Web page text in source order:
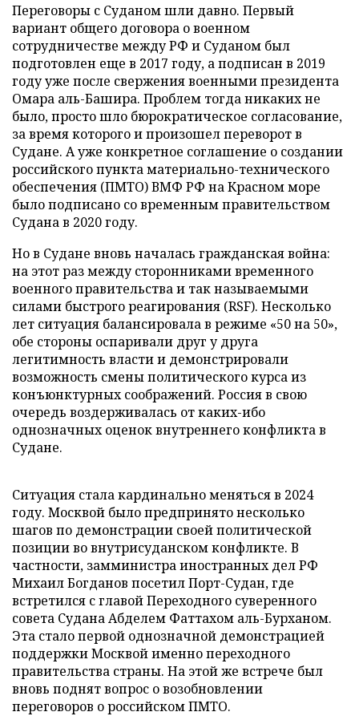
Переговоры с Суданом шли давно. Первый
вариант общего договора о военном
сотрудничестве между РФ и Суданом был
подготовлен еще в 2017 году, а подписан в 2019
году уже после свержения военными президента
Омара аль-Башира. Проблем тогда никаких не
было, просто шло бюрократическое согласование,
за время которого и произошел переворот в
Судане. А уже конкретное соглашение о создании
российского пункта материально-технического
обеспечения (ПМТО) ВМФ РФ на Красном море
было подписано со временным правительством
Судана в 2020 году.
Но в Судане вновь началась гражданская война:
на этот раз между сторонниками временного
военного правительства и так называемыми
силами быстрого реагирования (RSF). Несколько
лет ситуация балансировала в режиме «50 на 50»,
обе стороны оспаривали друг у друга
легитимность власти и демонстрировали
возможность смены политического курса из
конъюнктурных соображений. Россия в свою
очередь воздерживалась от каких-ибо
однозначных оценок внутреннего конфликта в
Судане.
Ситуация стала кардинально меняться в 2024
году. Москвой было предпринято несколько
шагов по демонстрации своей политической
позиции во внутрисуданском конфликте. В
частности, замминистра иностранных дел РФ
Михаил Богданов посетил Порт-Судан, где
встретился с главой Переходного суверенного
совета Судана Абделем Фаттахом аль-Бурханом.
Эта стало первой однозначной демонстрацией
поддержки Москвой именно переходного
правительства страны. На этой же встрече был
вновь поднят вопрос о возобновлении
переговоров о российском ПМТО.